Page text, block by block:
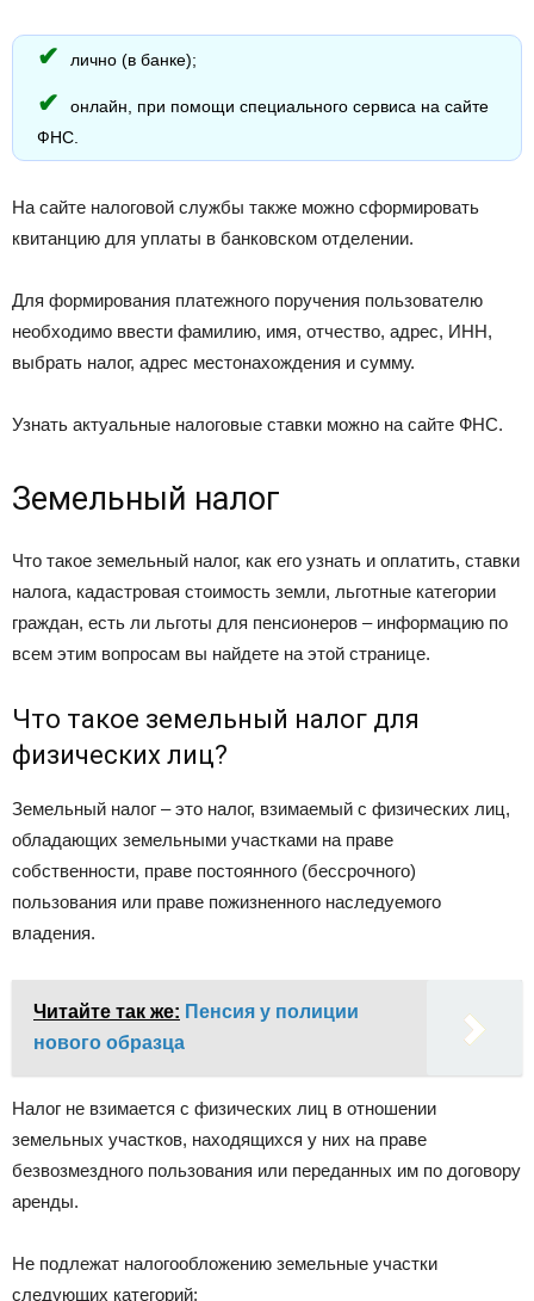
лично (в банке);
онлайн, при помощи специального сервиса на сайте
ФНС.
На сайте налоговой службы также можно сформировать
квитанцию для уплаты в банковском отделении.
Для формирования платежного поручения пользователю
необходимо ввести фамилию, имя, отчество, адрес, ИНН,
выбрать налог, адрес местонахождения и сумму.
Узнать актуальные налоговые ставки можно на сайте ФНС.
Земельный налог
Что такое земельный налог, как его узнать и оплатить, ставки
налога, кадастровая стоимость земли, льготные категории
граждан, есть ли льготы для пенсионеров – информацию по
всем этим вопросам вы найдете на этой странице.
Что такое земельный налог для
физических лиц?
Земельный налог – это налог, взимаемый с физических лиц,
обладающих земельными участками на праве
собственности, праве постоянного (бессрочного)
пользования или праве пожизненного наследуемого
владения.
Читайте так же: Пенсия у полиции
нового образца
Налог не взимается с физических лиц в отношении
земельных участков, находящихся у них на праве
безвозмездного пользования или переданных им по договору
аренды.
Не подлежат налогообложению земельные участки
следующих категорий: